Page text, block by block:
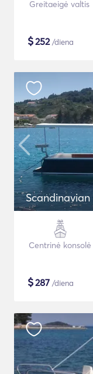
Greitaeigė valtis
$252/diena
Centrinė konsolė
$287 /diena